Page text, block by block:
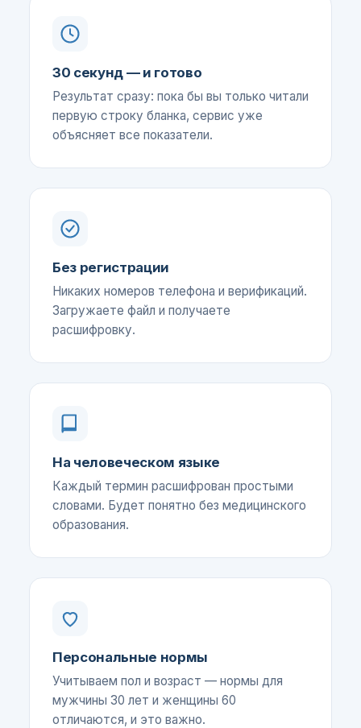
30 секунд — и готово
Результат сразу: пока бы вы только читали
первую строку бланка, сервис уже
объясняет все показатели.
Без регистрации
Никаких номеров телефона и верификаций.
Загружаете файл и получаете
расшифровку.
На человеческом языке
Каждый термин расшифрован простыми
словами. Будет понятно без медицинского
образования.
Персональные нормы
Учитываем пол и возраст — нормы для
мужчины 30 лет и женщины 60
отличаются, и это важно.